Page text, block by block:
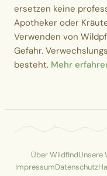
ersetzen keine
Apotheker oder
Verwenden von
Gefahr.
besteht. Mehr
Über WildfindUnsere
ImpressumDatenschutz